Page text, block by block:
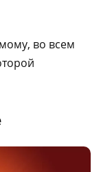
во всем